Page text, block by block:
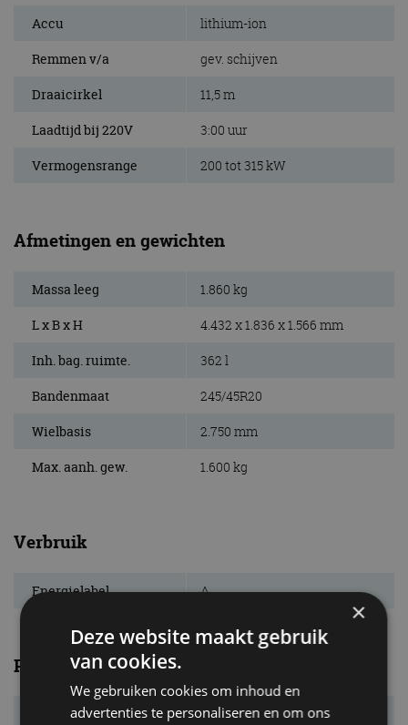
Accu lithium-ion
Remmen v/a gev. schijven
Draaicirkel 11,5 m
Laadtijd bij 220V 3:00 uur
Vermogensrange 200 tot 315 kW
Afmetingen en gewichten
Massa leeg 1.860 kg
L x B x H 4.432 x 1.836 x 1.566 mm
Inh. bag. ruimte. 362 l
Bandenmaat 245/45R20
Wielbasis 2.750 mm
Max. aanh. gew. 1.600 kg
Verbruik
Energielabel A
Prestaties
Systeemvermogen 315 kW (428 pk)
×
Deze website maakt gebruik
van cookies.
We gebruiken cookies om inhoud en
advertenties te personaliseren en om ons